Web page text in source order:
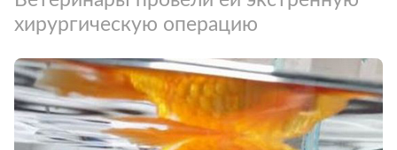
хирургическую операцию